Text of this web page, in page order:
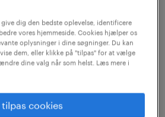
19, og alt ændrede sig
den anden. Kunderne
hjem, og Vector måtte
til bare fem
dig den bedste oplevelse, identificere
vores hjemmeside. Cookies hjælper os
oplysninger i dine søgninger. Du kan
dem, eller klikke på "tilpas" for at vælge
dine valg når som helst. Læs mere i
tilpas cookies